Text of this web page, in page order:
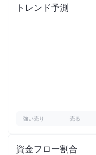
トレンド予測
強い売り 売る
資金フロー割合